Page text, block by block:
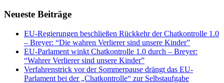
Neueste Beiträge
EU-Regierungen beschließen Rückkehr der Chatkontrolle 1.0
– Breyer: “Die wahren Verlierer sind unsere Kinder”
EU-Parlament winkt Chatkontrolle 1.0 durch – Breyer:
“Wahrer Verlierer sind unsere Kinder”
Verfahrenstrick vor der Sommerpause drängt das EU-
Parlament bei der „Chatkontrolle“ zur Selbstaufgabe